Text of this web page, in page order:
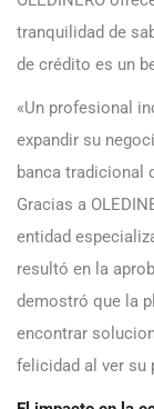
tranquilidad de
de crédito es un
«Un profesional
expandir su
banca tradicional
Gracias a
entidad
resultó en la
demostró que la
encontrar
felicidad al ver su